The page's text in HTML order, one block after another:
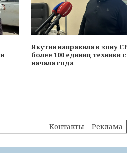
Якутия направила в зону
более 100 единиц техники с
начала года
Контакты Реклама